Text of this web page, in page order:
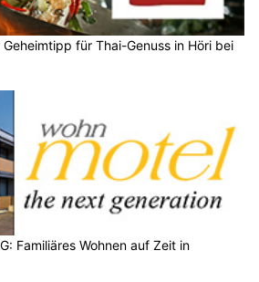
für Thai-Genuss in Höri bei
Familiäres Wohnen auf Zeit in